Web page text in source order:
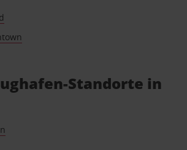
Standorte in